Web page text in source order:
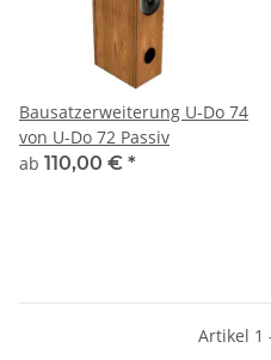
Bausatzerweiterung U-Do 74
von U-Do 72 Passiv
ab 110,00 € *
Artikel 1